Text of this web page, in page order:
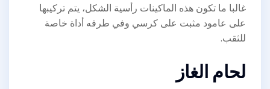
غالبا ما تكون هذه الماكينات رأسية الشكل، يتم تركيبها
على عامود مثبت على كرسي وفي طرفه أداة خاصة
للثقب.
لحام الغاز